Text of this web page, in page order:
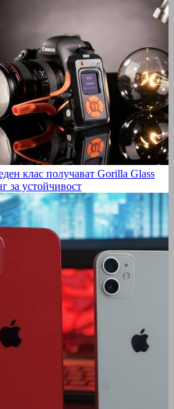
клас получават Gorilla Glass
за устойчивост